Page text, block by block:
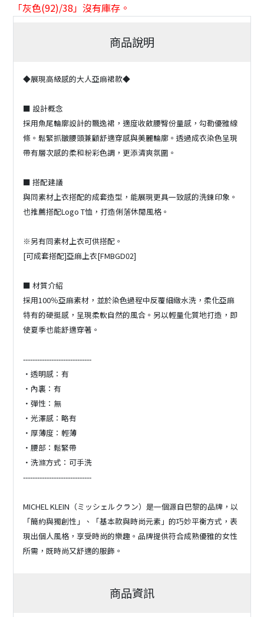
「灰色(92)/38」沒有庫存。
商品說明
◆展現高級感的大人亞麻裙款◆
■ 設計概念
採用魚尾輪廓設計的飄逸裙，適度收斂腰臀份量感，勾勒優雅線
條。鬆緊抓皺腰頭兼顧舒適穿感與美麗輪廓。透過成衣染色呈現
帶有層次感的柔和粉彩色調，更添清爽氛圍。
■ 搭配建議
與同素材上衣搭配的成套造型，能展現更具一致感的洗鍊印象。
也推薦搭配Logo T恤，打造俐落休閒風格。
※另有同素材上衣可供搭配。
[可成套搭配]亞麻上衣[FMBGD02]
■ 材質介紹
採用100％亞麻素材，並於染色過程中反覆細緻水洗，柔化亞麻
特有的硬挺感，呈現柔軟自然的風合。另以輕量化質地打造，即
使夏季也能舒適穿著。
-----------------------------
・透明感：有
・內裏：有
・彈性：無
・光澤感：略有
・厚薄度：輕薄
・腰部：鬆緊帶
・洗滌方式：可手洗
-----------------------------
MICHEL KLEIN（ミッシェルクラン）是一個源自巴黎的品牌，以
「簡約與獨創性」、「基本款與時尚元素」的巧妙平衡方式，表
現出個人風格，享受時尚的樂趣。品牌提供符合成熟優雅的女性
所需，既時尚又舒適的服飾。
商品資訊